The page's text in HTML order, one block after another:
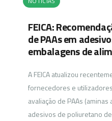
FEICA:
de PAAs em
embalagens de
A FEICA atualizou
fornecedores e
avaliação de PAAs
adesivos de poliuretano